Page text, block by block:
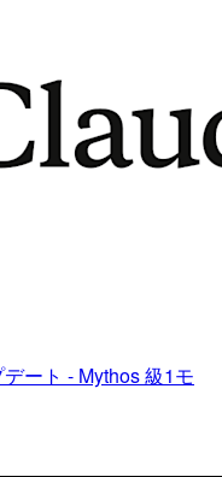
ート - Mythos 級1モ